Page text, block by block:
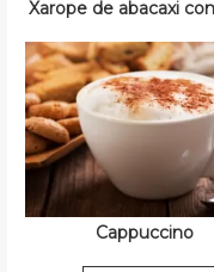
Xarope de abacaxi
Cappuccino